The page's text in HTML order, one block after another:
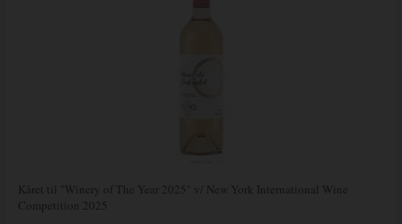
Kåret til "Winery of The Year 2025" v/ New York International Wine
Competition 2025